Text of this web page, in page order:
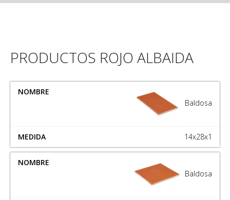
PRODUCTOS ROJO ALBAIDA
NOMBRE
Baldosa
14x28x1
Baldosa